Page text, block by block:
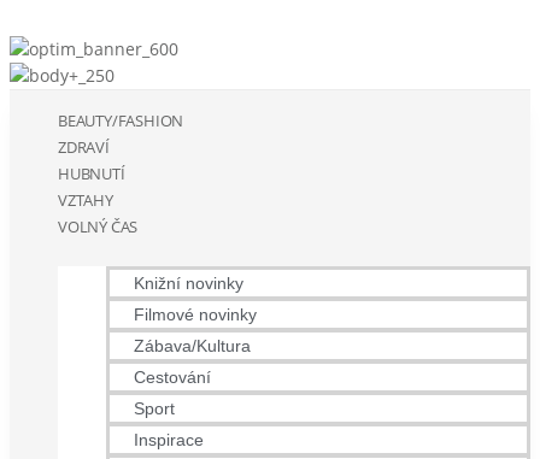
BEAUTY/FASHION
ZDRAVÍ
HUBNUTÍ
VZTAHY
VOLNÝ ČAS
Knižní novinky
Filmové novinky
Zábava/Kultura
Cestování
Sport
Inspirace